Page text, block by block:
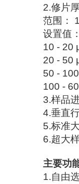
2.修片
范围：
设置值
10 - 20
20 - 50
50 -
100 -
3.样品
4.垂直
5.标准
6.超大
主要功
1.自由